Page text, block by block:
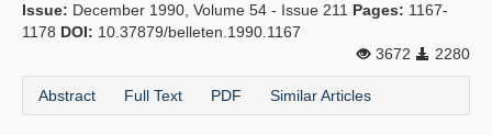
Issue: December 1990, Volume 54 - Issue 211 Pages: 1167-
1178 DOI: 10.37879/belleten.1990.1167
3672
2280
Abstract Full Text PDF Similar Articles